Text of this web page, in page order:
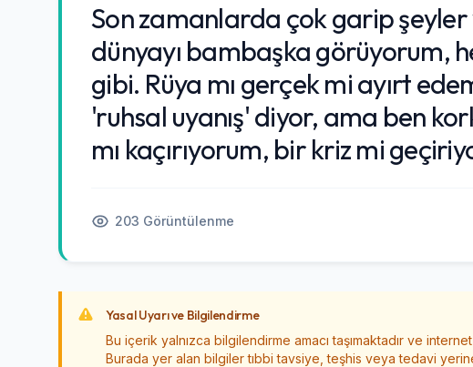
Son zamanlarda çok garip şeyler
dünyayı bambaşka görüyorum,
gibi. Rüya mı gerçek mi ayırt
'ruhsal uyanış' diyor, ama ben
mı kaçırıyorum, bir kriz mi
203 Görüntülenme
Yasal Uyarı ve Bilgilendirme
Bu içerik yalnızca bilgilendirme amacı taşımaktadır ve
Burada yer alan bilgiler tıbbi tavsiye, teşhis veya tedavi